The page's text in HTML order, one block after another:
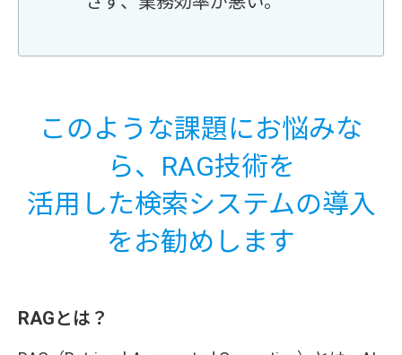
このような課題にお悩みな
ら、RAG技術を
活用した検索システムの導入
をお勧めします
RAGとは？